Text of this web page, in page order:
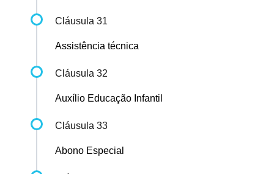
Cláusula 31
Assistência técnica
Cláusula 32
Auxílio Educação Infantil
Cláusula 33
Abono Especial